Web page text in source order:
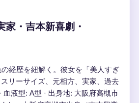
・吉本新喜劇・
経歴を紐解く。彼女を「美人すぎ
リーサイズ、元相方、実家、過去
液型: A型 · 出身地: 大阪府高槻市